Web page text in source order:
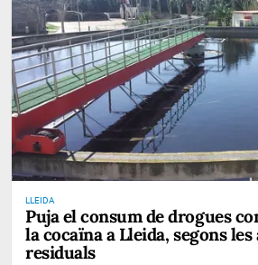
LLEIDA
Puja el consum de drogues
la cocaïna a Lleida, segons les
residuals